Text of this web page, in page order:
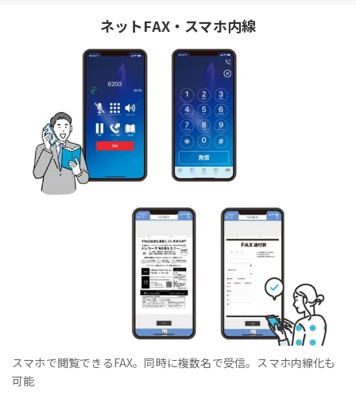
ネットFAX・スマホ内線
スマホで閲覧できるFAX。同時に複数名で受信。スマホ内線化も
可能